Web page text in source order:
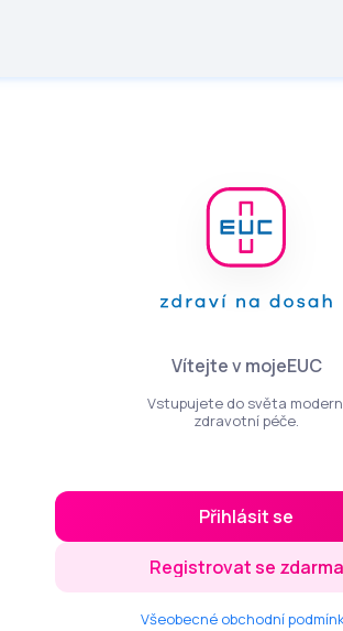
Vítejte v mojeEUC
Vstupujete do světa
zdravotní péče.
Přihlásit se
Registrovat se zdarma
Všeobecné obchodní